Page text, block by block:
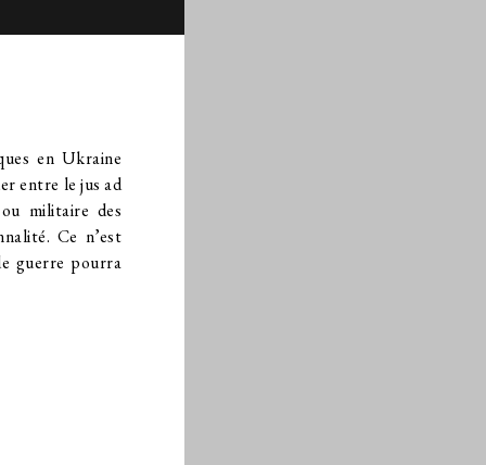
en Ukraine
entre le jus ad
militaire des
Ce n’est
guerre pourra